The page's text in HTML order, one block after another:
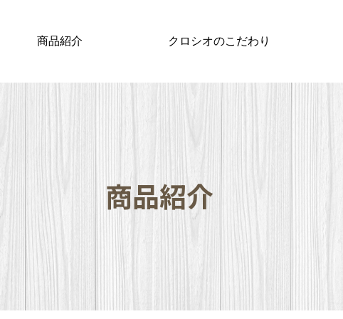
商品紹介 クロシオのこだわり
商品紹介